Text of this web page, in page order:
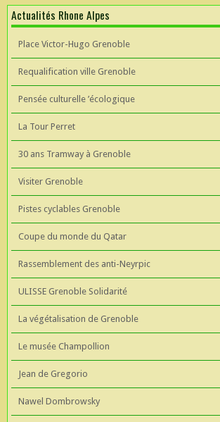
Actualités Rhone Alpes
Place Victor-Hugo Grenoble
Requalification ville Grenoble
Pensée culturelle ’écologique
La Tour Perret
30 ans Tramway à Grenoble
Visiter Grenoble
Pistes cyclables Grenoble
Coupe du monde du Qatar
Rassemblement des anti-Neyrpic
ULISSE Grenoble Solidarité
La végétalisation de Grenoble
Le musée Champollion
Jean de Gregorio
Nawel Dombrowsky